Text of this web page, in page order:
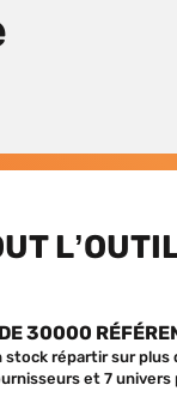
30000
stock répartir sur plus
et 7